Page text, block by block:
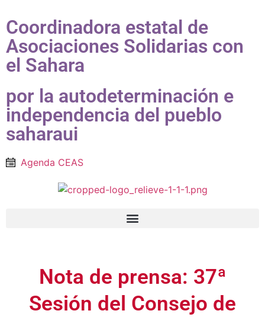
Coordinadora estatal de
Asociaciones Solidarias con
el Sahara
por la autodeterminación e
independencia del pueblo
saharaui
Agenda CEAS
Nota de prensa: 37ª
Sesión del Consejo de